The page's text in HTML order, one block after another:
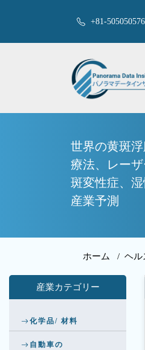
+81-
世界の黄斑
療法、レー
斑変性症、
産業予測
ホーム / ヘル
産業カテゴリー
化学品/ 材料
自動車の